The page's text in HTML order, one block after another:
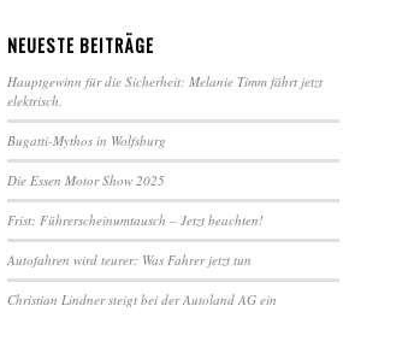
NEUESTE BEITRÄGE
Hauptgewinn für die Sicherheit: Melanie Timm fährt jetzt
elektrisch.
Bugatti-Mythos in Wolfsburg
Die Essen Motor Show 2025
Frist: Führerscheinumtausch – Jetzt beachten!
Autofahren wird teurer: Was Fahrer jetzt tun
Christian Lindner steigt bei der Autoland AG ein